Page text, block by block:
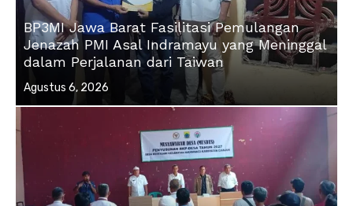
BP3MI Jawa Barat Fasilitasi Pemulangan
Jenazah PMI Asal Indramayu yang Meninggal
dalam Perjalanan dari Taiwan
Posted
on
Agustus 6, 2026